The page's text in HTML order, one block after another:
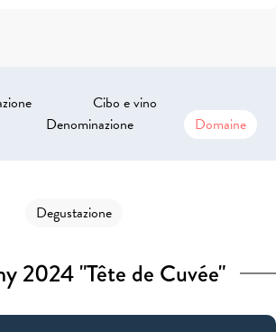
Cibo e vino
Denominazione Domaine
Degustazione
2024 "Tête de Cuvée"